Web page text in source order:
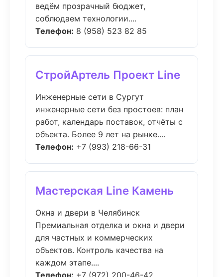
ведём прозрачный бюджет,
соблюдаем технологии....
Телефон: 8 (958) 523 82 85
СтройАртель Проект Line
Инженерные сети в Сургут
инженерные сети без простоев: план
работ, календарь поставок, отчёты с
объекта. Более 9 лет на рынке....
Телефон: +7 (993) 218-66-31
Мастерская Line Камень
Окна и двери в Челябинск
Премиальная отделка и окна и двери
для частных и коммерческих
объектов. Контроль качества на
каждом этапе....
Телефон: +7 (972) 200-46-42